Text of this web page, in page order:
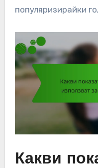
популяризирайки
Какви